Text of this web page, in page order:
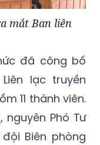
mắt Ban liên
đã công bố
lạc truyền
11 thành viên.
nguyên Phó Tư
Biên phòng